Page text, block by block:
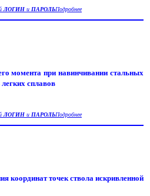
ЛОГИН и ПАРОЛЬПодробнее
момента при навинчивании стальных
сплавов
ЛОГИН и ПАРОЛЬПодробнее
координат точек ствола искривленной